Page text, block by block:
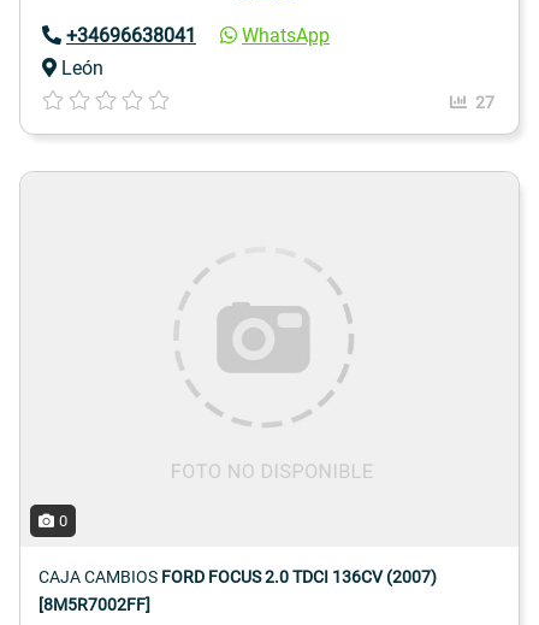
+34696638041
WhatsApp
León
27
0
CAJA CAMBIOS FORD FOCUS 2.0 TDCI 136CV (2007)
[8M5R7002FF]